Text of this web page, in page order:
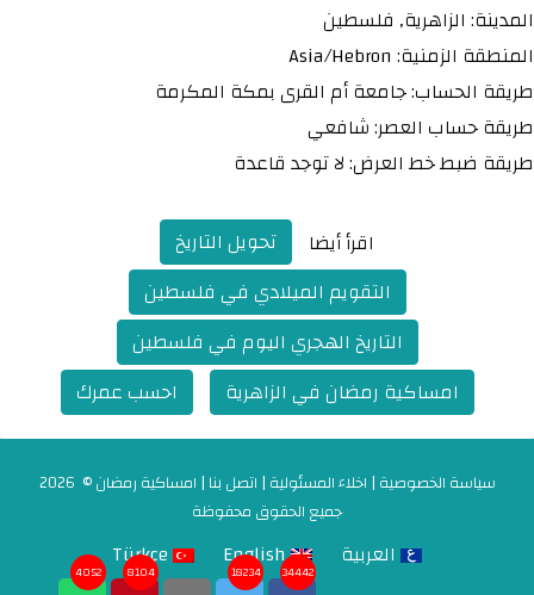
المدينة: الزاهرية, فلسطين
المنطقة الزمنية: Asia/Hebron
طريقة الحساب: جامعة أم القرى بمكة المكرمة
طريقة حساب العصر: شافعي
طريقة ضبط خط العرض: لا توجد قاعدة
اقرأ أيضا
تحويل التاريخ
التقويم الميلادي في فلسطين
التاريخ الهجري اليوم في فلسطين
امساكية رمضان في الزاهرية
احسب عمرك
سياسة الخصوصية | اخلاء المسئولية | اتصل بنا | امساكية رمضان
© 2026
جميع الحقوق محفوظة
العربية English
34442
18234
8104
4052